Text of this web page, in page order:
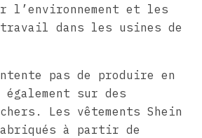
l’environnement et les
dans les usines de
pas de produire en
sur des
Les vêtements Shein
à partir de